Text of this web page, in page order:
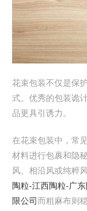
花束包装不仅是保
式。优秀的包装诡
品更具引诱力。
在花束包装中，常
材料进行包裹和隐
风、相沿风或纯粹
陶粒-江西陶粒-广
限公司而粗麻布则